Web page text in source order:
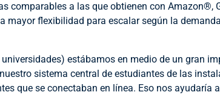
comparables a las que obtienen con
flexibilidad para escalar según la
estábamos en medio de un gran
sistema central de estudiantes de las
que se conectaban en línea. Eso nos ayudaría